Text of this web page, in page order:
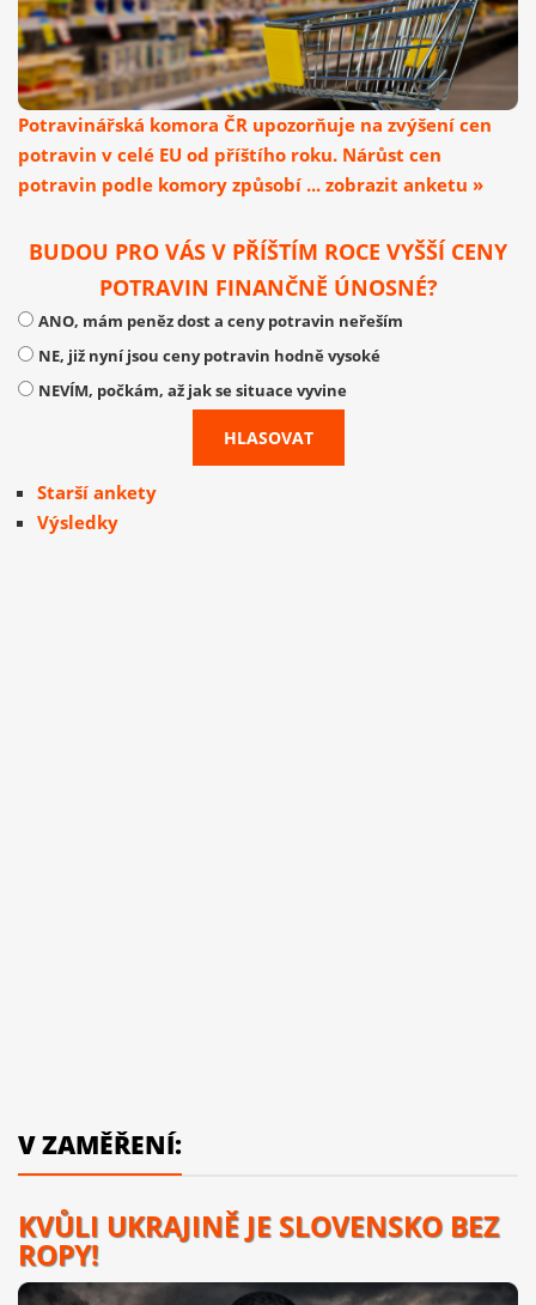
Potravinářská komora ČR upozorňuje na zvýšení cen
potravin v celé EU od příštího roku. Nárůst cen
potravin podle komory způsobí ... zobrazit anketu »
BUDOU PRO VÁS V PŘÍŠTÍM ROCE VYŠŠÍ CENY
POTRAVIN FINANČNĚ ÚNOSNÉ?
ANO, mám peněz dost a ceny potravin neřeším
NE, již nyní jsou ceny potravin hodně vysoké
NEVÍM, počkám, až jak se situace vyvine
Starší ankety
Výsledky
V ZAMĚŘENÍ:
KVŮLI UKRAJINĚ JE SLOVENSKO BEZ
ROPY!